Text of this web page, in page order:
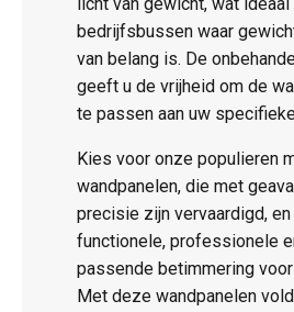
bedrijfsbussen waar
van belang is. De
geeft u de vrijheid om de
te passen aan uw
Kies voor onze populieren
wandpanelen, die met
precisie zijn vervaardigd,
functionele, professionele
passende betimmering
Met deze wandpanelen